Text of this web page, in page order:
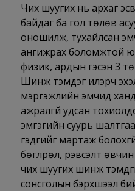
Чих шуугих нь архаг
байдаг ба гол төлөв
оношилж, тухайлсан
ангижрах боломжтой
физик, ардын гэсэн 3
Шинж тэмдэг илэрч
мэргэжлийн эмчид
ажралгүй удсан
эмгэгийн суурь
гэдгийг мартаж
бөглрөл, үрэвсэлт өвчин
чих шуугих шинж
сонсголын бэрхшээл